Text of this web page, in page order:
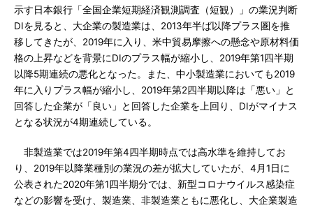
示す日本銀行「全国企業短期経済観測調査（短観）」の業況判断
DIを見ると、大企業の製造業は、2013年半ば以降プラス圏を推
移してきたが、2019年に入り、米中貿易摩擦への懸念や原材料価
格の上昇などを背景にDIのプラス幅が縮小し、2019年第1四半期
以降5期連続の悪化となった。また、中小製造業においても2019
年に入りプラス幅が縮小し、2019年第2四半期以降は「悪い」と
回答した企業が「良い」と回答した企業を上回り、DIがマイナス
となる状況が4期連続している。
非製造業では2019年第4四半期時点では高水準を維持してお
り、2019年以降業種別の業況の差が拡大していたが、4月1日に
公表された2020年第1四半期分では、新型コロナウイルス感染症
などの影響を受け、製造業、非製造業ともに悪化し、大企業製造